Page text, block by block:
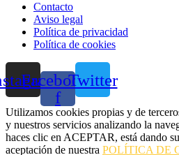
Contacto
Aviso legal
Política de privacidad
Política de cookies
Facebook-
f
Twitter
Utilizamos cookies propias y de
y nuestros servicios analizando la
haces clic en ACEPTAR, está dando
aceptación de nuestra POLÍTICA DE